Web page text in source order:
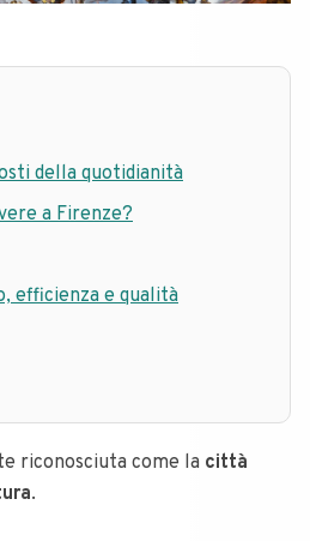
della quotidianità
a Firenze?
efficienza e qualità
riconosciuta come la città
.